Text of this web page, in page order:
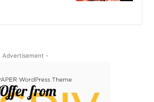
Advertisement -